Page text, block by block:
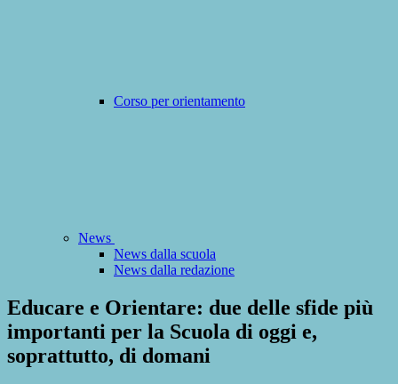
Corso per orientamento
News
News dalla scuola
News dalla redazione
Educare e Orientare: due delle sfide più
importanti per la Scuola di oggi e,
soprattutto, di domani